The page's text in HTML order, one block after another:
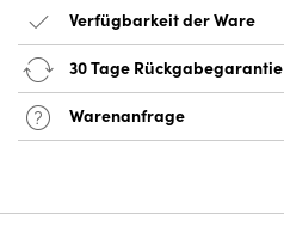
Verfügbarkeit der Ware
30 Tage Rückgabegarantie
Warenanfrage